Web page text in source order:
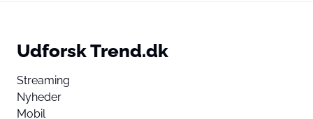
Udforsk Trend.dk
Streaming
Nyheder
Mobil